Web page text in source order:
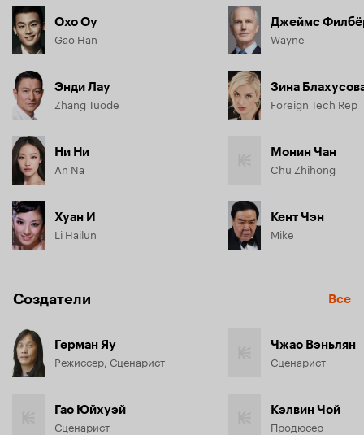
Охо Оу
Gao Han
Энди Лау
Zhang Tuode
Ни Ни
An Na
Хуан И
Li Hailun
Джеймс
Wayne
Зина
Foreign Tech Rep
Монин Чан
Chu Zhihong
Кент Чэн
Mike
Создатели Все
Герман Яу
Режиссёр, Сценарист
Гао Юйхуэй
Сценарист
Чжао Вэньлян
Сценарист
Кэлвин Чой
Продюсер